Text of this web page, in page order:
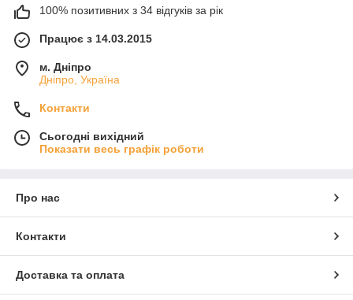
100% позитивних з 34 відгуків за рік
Працює з 14.03.2015
м. Дніпро
Дніпро, Україна
Контакти
Сьогодні вихідний
Показати весь графік роботи
Про нас
Контакти
Доставка та оплата